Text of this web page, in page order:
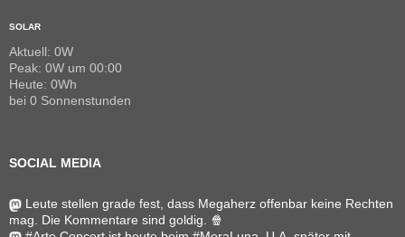
SOLAR
Aktuell: 0W
Peak: 0W um 00:00
Heute: 0Wh
bei 0 Sonnenstunden
SOCIAL MEDIA
Leute stellen grade fest, dass Megaherz offenbar keine Rechten
mag. Die Kommentare sind goldig. 🍿